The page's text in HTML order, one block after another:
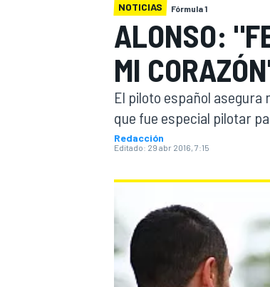
NOTICIAS Fórmula 1
ALONSO:
MI
El piloto español
que fue especial pilotar
Redacción
Editado: 29 abr 2016, 7:15